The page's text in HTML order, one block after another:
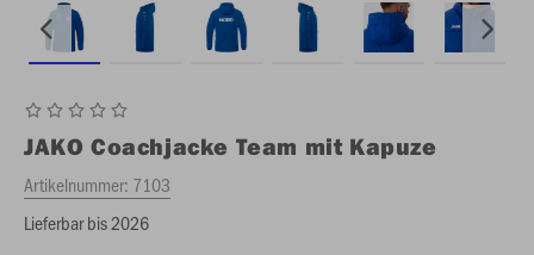
JAKO Coachjacke Team mit Kapuze
Artikelnummer: 7103
Lieferbar bis 2026